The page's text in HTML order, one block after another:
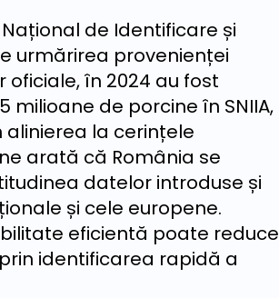
de Identificare și
urmărirea provenienței
în 2024 au fost
milioane de porcine în SNIIA,
la cerințele
arată că România se
datelor introduse și
și cele europene.
eficientă poate reduce
identificarea rapidă a